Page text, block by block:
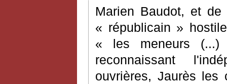
Marien Baudot, et
« républicain »
« les meneurs
reconnaissant
ouvrières, Jaurès